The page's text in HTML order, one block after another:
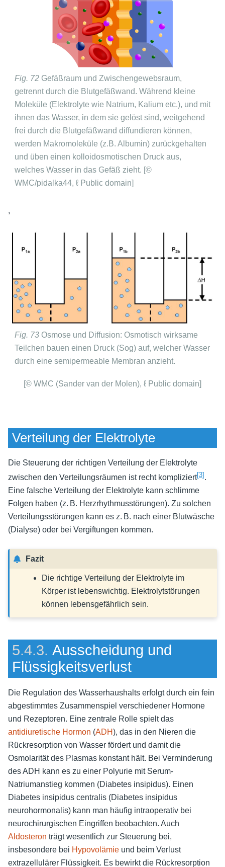
Fig. 72 Gefäßraum und Zwischengewebsraum,
getrennt durch die Blutgefäßwand. Während kleine
Moleküle (Elektrolyte wie Natrium, Kalium etc.), und mit
ihnen das Wasser, in dem sie gelöst sind, weitgehend
frei durch die Blutgefäßwand diffundieren können,
werden Makromoleküle (z.B. Albumin) zurückgehalten
und üben einen kolloidosmotischen Druck aus,
welches Wasser in das Gefäß zieht. [©
WMC/pidalka44, ℓ Public domain]
,
Fig. 73 Osmose und Diffusion: Osmotisch wirksame
Teilchen bauen einen Druck (Sog) auf, welcher Wasser
durch eine semipermeable Membran anzieht.
[© WMC (Sander van der Molen), ℓ Public domain]
Verteilung der Elektrolyte
Die Steuerung der richtigen Verteilung der Elektrolyte
zwischen den Verteilungsräumen ist recht kompliziert[3] .
Eine falsche Verteilung der Elektrolyte kann schlimme
Folgen haben (z. B. Herzrhythmusstörungen). Zu solchen
Verteilungsstörungen kann es z. B. nach einer Blutwäsche
(Dialyse) oder bei Vergiftungen kommen.
Fazit
Die richtige Verteilung der Elektrolyte im
Körper ist lebenswichtig. Elektrolytstörungen
können lebensgefährlich sein.
5.4.3. Ausscheidung und
Flüssigkeitsverlust
Die Regulation des Wasserhaushalts erfolgt durch ein fein
abgestimmtes Zusammenspiel verschiedener Hormone
und Rezeptoren. Eine zentrale Rolle spielt das
antidiuretische Hormon (ADH), das in den Nieren die
Rückresorption von Wasser fördert und damit die
Osmolarität des Plasmas konstant hält. Bei Verminderung
des ADH kann es zu einer Polyurie mit Serum-
Natriumanstieg kommen (Diabetes insipidus). Einen
Diabetes insipidus centralis (Diabetes insipidus
neurohormonalis) kann man häufig intraoperativ bei
neurochirurgischen Eingriffen beobachten. Auch
Aldosteron trägt wesentlich zur Steuerung bei,
insbesondere bei Hypovolämie und beim Verlust
extrazellulärer Flüssigkeit. Es bewirkt die Rückresorption